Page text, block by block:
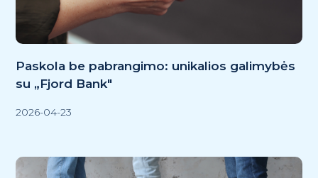
Paskola be pabrangimo: unikalios galimybės
su „Fjord Bank"
2026-04-23